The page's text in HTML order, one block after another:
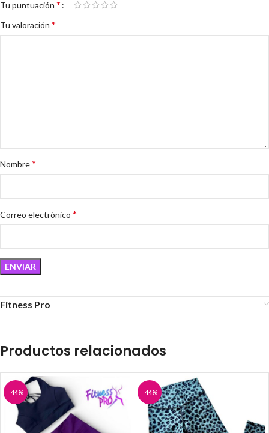
Tu puntuación *
Tu valoración *
Nombre*
Correo electrónico *
Fitness Pro
Productos relacionados
-44% -44%